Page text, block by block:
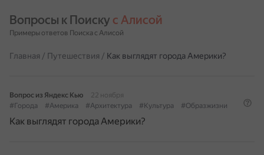
Вопросы к Поиску с Алисой
Примеры ответов Поиска с Алисой
Главная / Путешествия / Как выглядят города Америки?
Вопрос из Яндекс Кью
22 ноября
#Города
#Америка #Архитектура #Культура #Образжизни
Как выглядят города Америки?